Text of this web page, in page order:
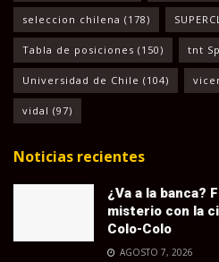
seleccion chilena (178)
Tabla de posiciones (150) tnt
Universidad de Chile (104)
vidal (97)
Noticias recientes
¿Va a la banca?
misterio con la
Colo-Colo
AGOSTO 7, 2026